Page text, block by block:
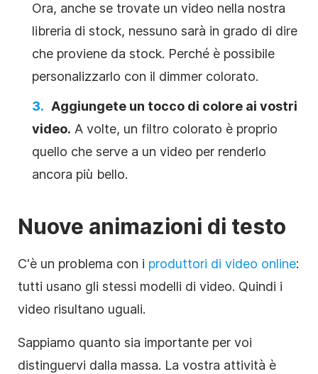
Ora, anche se trovate un video nella nostra
libreria di stock, nessuno sarà in grado di dire
che proviene da stock. Perché è possibile
personalizzarlo con il dimmer colorato.
Aggiungete un tocco di colore ai vostri
video. A volte, un filtro colorato è proprio
quello che serve a un video per renderlo
ancora più bello.
Nuove animazioni di testo
C'è un problema con i produttori di video online:
tutti usano gli stessi modelli di video. Quindi i
video risultano uguali.
Sappiamo quanto sia importante per voi
distinguervi dalla massa. La vostra attività è